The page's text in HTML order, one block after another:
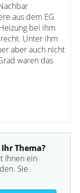
aus dem EG
bei ihm
Unter ihm
aber auch nicht
waren das
Thema?
Ihnen ein
Sie